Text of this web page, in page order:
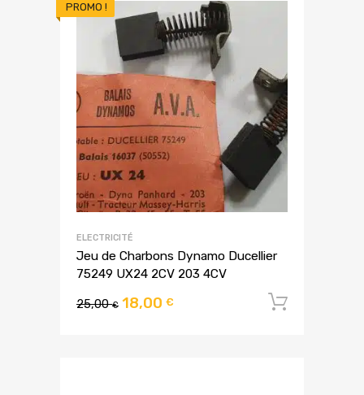
PROMO !
ELECTRICITÉ
Jeu de Charbons Dynamo Ducellier
75249 UX24 2CV 203 4CV
25,00€ 18,00 €